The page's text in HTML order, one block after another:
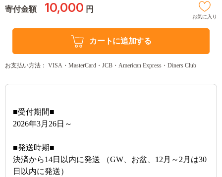
寄付金額 10,000 円
お気に入り
カートに追加する
お支払い方法： VISA・MasterCard・JCB・American Express・Diners Club
■受付期間■
2026年3月26日～
■発送時期■
決済から14日以内に発送 （GW、お盆、12月～2月は30
日以内に発送）